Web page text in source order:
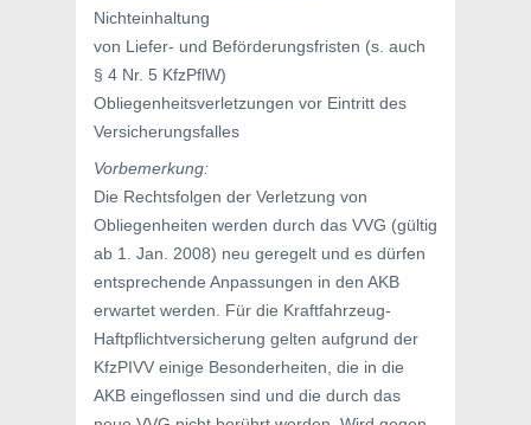
Nichteinhaltung
von Liefer- und Beförderungsfristen (s. auch
§ 4 Nr. 5 KfzPflW)
Obliegenheitsverletzungen vor Eintritt des
Versicherungsfalles
Vorbemerkung:
Die Rechtsfolgen der Verletzung von
Obliegenheiten werden durch das VVG (gültig
ab 1. Jan. 2008) neu geregelt und es dürfen
entsprechende Anpassungen in den AKB
erwartet werden. Für die Kraftfahrzeug-
Haftpflichtversicherung gelten aufgrund der
KfzPIVV einige Besonderheiten, die in die
AKB eingeflossen sind und die durch das